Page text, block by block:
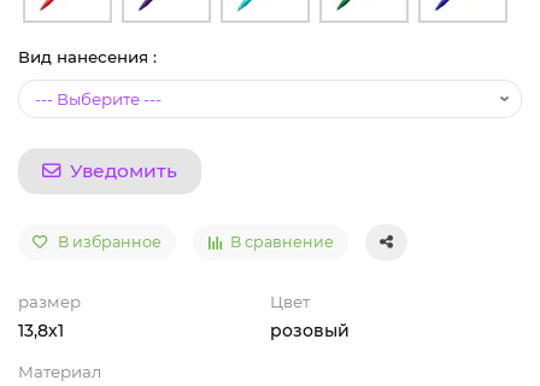
Вид нанесения :
Уведомить
В избранное В сравнение
размер
13,8х1
Цвет
розовый
Материал